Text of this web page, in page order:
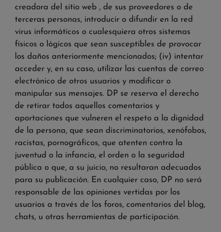
creadora del sitio web , de sus proveedores o de
terceras personas, introducir o difundir en la red
virus informáticos o cualesquiera otros sistemas
físicos o lógicos que sean susceptibles de provocar
los daños anteriormente mencionados; (iv) intentar
acceder y, en su caso, utilizar las cuentas de correo
electrónico de otros usuarios y modificar o
manipular sus mensajes. DP se reserva el derecho
de retirar todos aquellos comentarios y
aportaciones que vulneren el respeto a la dignidad
de la persona, que sean discriminatorios, xenófobos,
racistas, pornográficos, que atenten contra la
juventud o la infancia, el orden o la seguridad
pública o que, a su juicio, no resultaran adecuados
para su publicación. En cualquier caso, DP no será
responsable de las opiniones vertidas por los
usuarios a través de los foros, comentarios del blog,
chats, u otras herramientas de participación.